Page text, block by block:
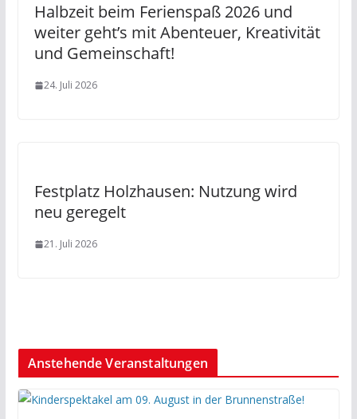
Halbzeit beim Ferienspaß 2026 und
weiter geht’s mit Abenteuer, Kreativität
und Gemeinschaft!
24. Juli 2026
Festplatz Holzhausen: Nutzung wird
neu geregelt
21. Juli 2026
Anstehende Veranstaltungen